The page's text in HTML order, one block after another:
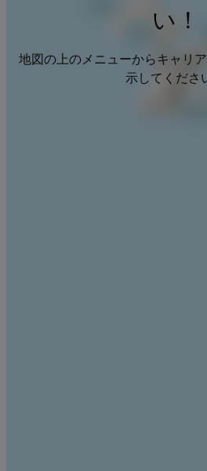
い！
地図の上のメニューからキャリ
示してくださ